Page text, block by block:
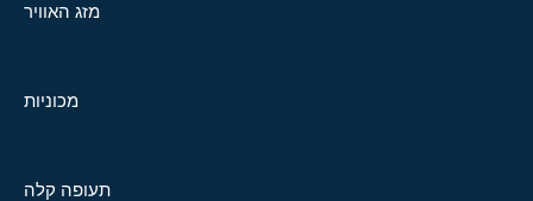
מזג האוויר
מכוניות
תעופה קלה